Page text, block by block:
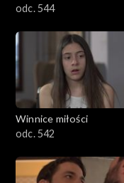
odc. 544
Winnice miłości
odc. 542